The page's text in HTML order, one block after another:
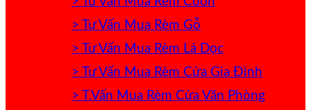
> Tư Vấn Mua Rèm Gỗ
> Tư Vấn Mua Rèm Lá Dọc
> Tư Vấn Mua Rèm Cửa Gia Đình
> T.Vấn Mua Rèm Cửa Văn Phòng